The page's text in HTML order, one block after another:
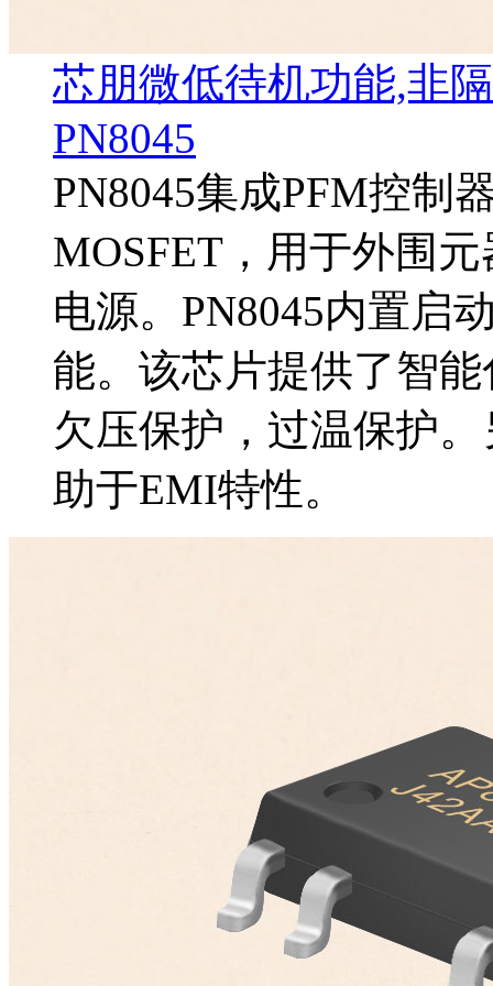
芯朋微低待机功能,非
PN8045
PN8045集成PFM控制
MOSFET，用于外围
电源。PN8045内置启
能。该芯片提供了智
欠压保护，过温保护
助于EMI特性。